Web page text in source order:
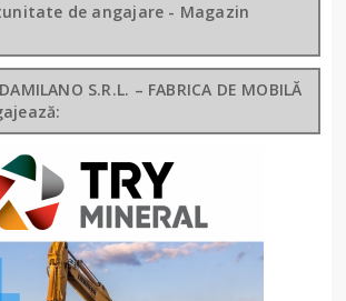
de angajare - Magazin
S.R.L. – FABRICA DE MOBILĂ